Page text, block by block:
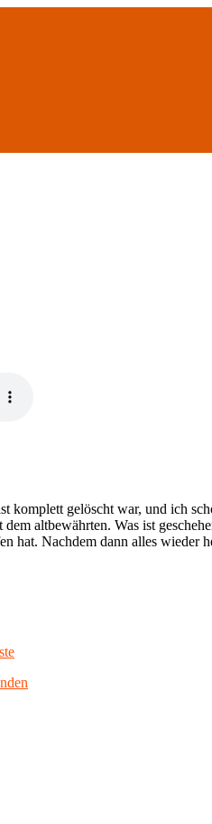
komplett gelöscht war, und ich
altbewährten. Was ist
hat. Nachdem dann alles